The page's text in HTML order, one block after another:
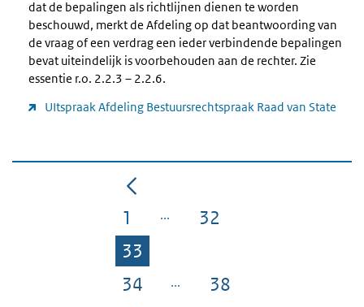
dat de bepalingen als richtlijnen dienen te worden
beschouwd, merkt de Afdeling op dat beantwoording van
de vraag of een verdrag een ieder verbindende bepalingen
bevat uiteindelijk is voorbehouden aan de rechter. Zie
essentie r.o. 2.2.3 – 2.2.6.
UItspraak Afdeling Bestuursrechtspraak Raad van State
Pagina
1 Pagina
32
Pagina
33
Pagina
34 Pagina
38